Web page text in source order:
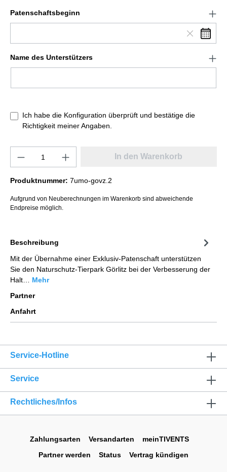
Patenschaftsbeginn
Name des Unterstützers
Ich habe die Konfiguration überprüft und bestätige die
Richtigkeit meiner Angaben.
In den Warenkorb
Produktnummer: 7umo-govz.2
Aufgrund von Neuberechnungen im Warenkorb sind abweichende
Endpreise möglich.
Beschreibung
Mit der Übernahme einer Exklusiv-Patenschaft unterstützen
Sie den Naturschutz-Tierpark Görlitz bei der Verbesserung der
Halt… Mehr
Partner
Anfahrt
Service-Hotline
Service
Rechtliches/Infos
Zahlungsarten Versandarten
meinTIVENTS
Partner werden
Status Vertrag kündigen